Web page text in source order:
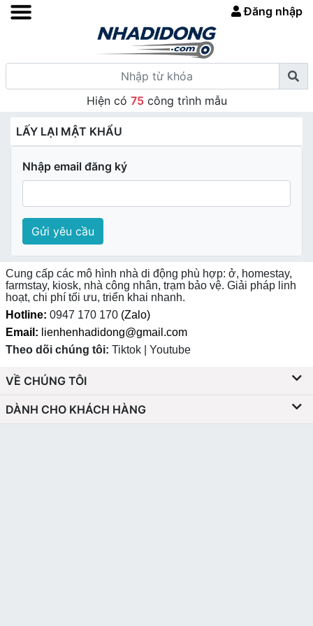
Đăng nhập
Hiện có 75công trình mẫu
LẤY LẠI MẬT KHẨU
Nhập email đăng ký
Gửi yêu cầu
Cung cấp các mô hình nhà di động phù hợp: ở, homestay,
farmstay, kiosk, nhà công nhân, trạm bảo vệ. Giải pháp linh
hoạt, chi phí tối ưu, triển khai nhanh.
Hotline: 0947 170 170 (Zalo)
Email: lienhenhadidong@gmail.com
Theo dõi chúng tôi: Tiktok | Youtube
VỀ CHÚNG TÔI
DÀNH CHO KHÁCH HÀNG